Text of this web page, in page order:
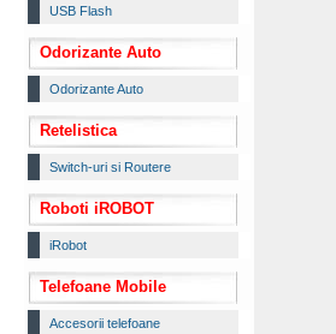
USB Flash
Odorizante Auto
Odorizante Auto
Retelistica
Switch-uri si Routere
Roboti iROBOT
iRobot
Telefoane Mobile
Accesorii telefoane